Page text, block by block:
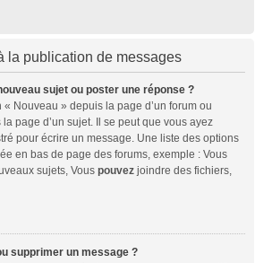
la publication de messages
sujet ou poster une réponse ?
Nouveau » depuis la page d’un forum ou
page d’un sujet. Il se peut que vous ayez
pour écrire un message. Une liste des options
en bas de page des forums, exemple : Vous
sujets, Vous pouvez joindre des fichiers,
supprimer un message ?